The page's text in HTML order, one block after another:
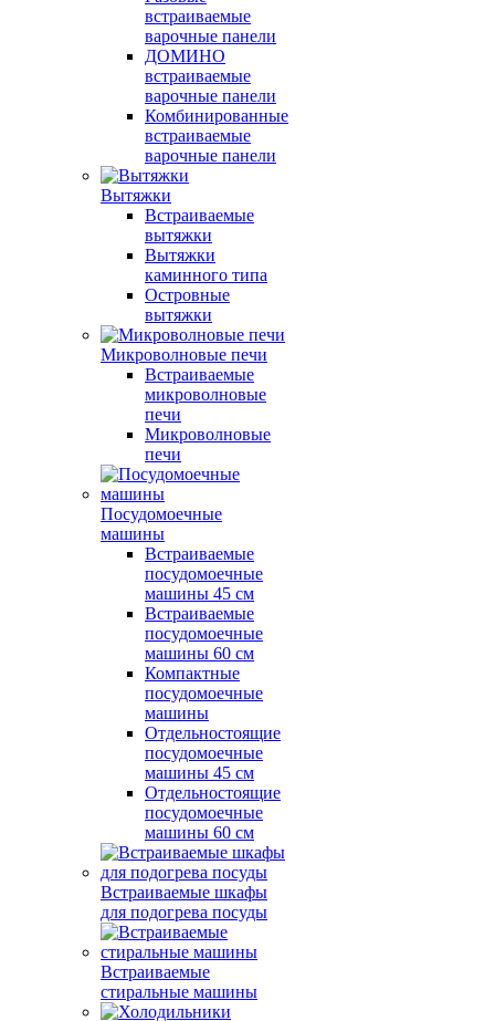
встраиваемые
варочные панели
ДОМИНО
встраиваемые
варочные панели
Комбинированные
встраиваемые
варочные панели
Вытяжки
Встраиваемые
вытяжки
Вытяжки
каминного типа
Островные
вытяжки
Микроволновые печи
Встраиваемые
микроволновые
печи
Микроволновые
печи
Посудомоечные
машины
Встраиваемые
посудомоечные
машины 45 см
Встраиваемые
посудомоечные
машины 60 см
Компактные
посудомоечные
машины
Отдельностоящие
посудомоечные
машины 45 см
Отдельностоящие
посудомоечные
машины 60 см
Встраиваемые шкафы
для подогрева посуды
Встраиваемые
стиральные машины